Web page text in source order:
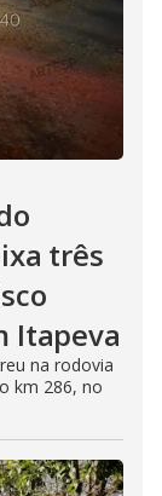
três
Itapeva
na rodovia
km 286, no